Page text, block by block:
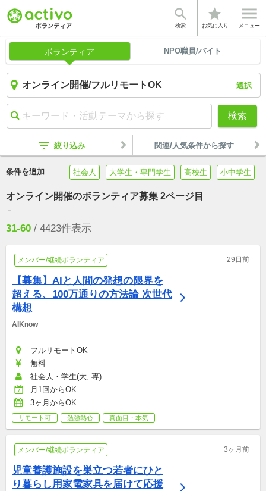

検索
star
お気に入り

メニュー
ボランティア NPO職員/バイト
選択
検索
filter_list 絞り込み 関連/人気条件から探す
条件を追加 社会人 大学生・専門学生 高校生 小中学生
オンライン開催のボランティア募集 2ページ目
filter_list
31-60 / 4423件表示
メンバー/継続ボランティア 29日前
【募集】AIと人間の発想の限界を
超える、100万通りの方法論 次世代
構想
AIKnow
フルリモートOK
無料
社会人・学生(大, 専)
月1回からOK
3ヶ月からOK
リモート可 勉強熱心 真面目・本気
メンバー/継続ボランティア 3ヶ月前
児童養護施設を巣立つ若者にひと
り暮らし用家電家具を届けて応援